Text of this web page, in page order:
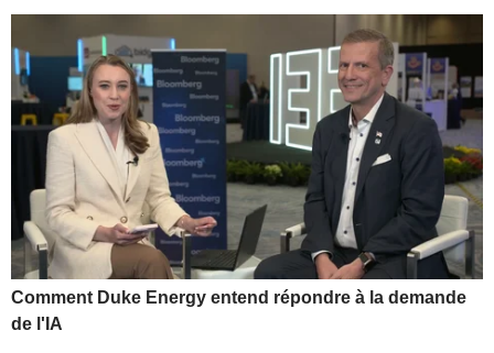
Comment Duke Energy entend répondre à la demande
de l'IA